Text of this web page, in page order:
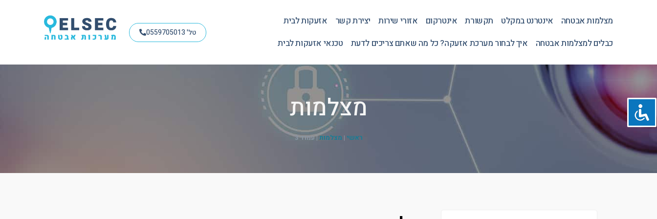
מצלמות אבטחה אינטרנט במקלט תקשורת אינטרקום אזורי שירות יצירת קשר
אזעקות לבית
כבלים למצלמות אבטחה
איך לבחור מערכת אזעקה? כל מה שאתם צריכים לדעת טכנאי אזעקות לבית
טל' 0559705013
מצלמות
ראשי | מצלמות|עמוד 3